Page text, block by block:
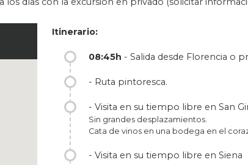
Itinerario:
08:45h - Salida desde Florencia o
- Ruta pintoresca.
- Visita en su tiempo libre en San
Sin grandes desplazamientos.
Cata de vinos en una bodega en el
- Visita en su tiempo libre en Siena